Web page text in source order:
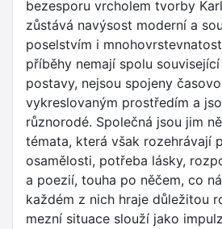
bezesporu vrcholem tvorby
zůstává navýsost moderní a
poselstvím i
příběhy nemají spolu
postavy, nejsou spojeny
vykreslovaným prostředím a
různorodé. Společná jsou jim
témata, která však rozehrávají
osamělosti, potřeba lásky,
a poezií, touha po něčem, co
každém z nich hraje důležitou
mezní situace slouží jako